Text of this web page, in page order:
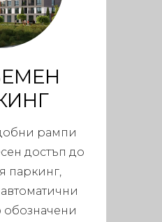
рампи
достъп до
паркинг,
обозначени